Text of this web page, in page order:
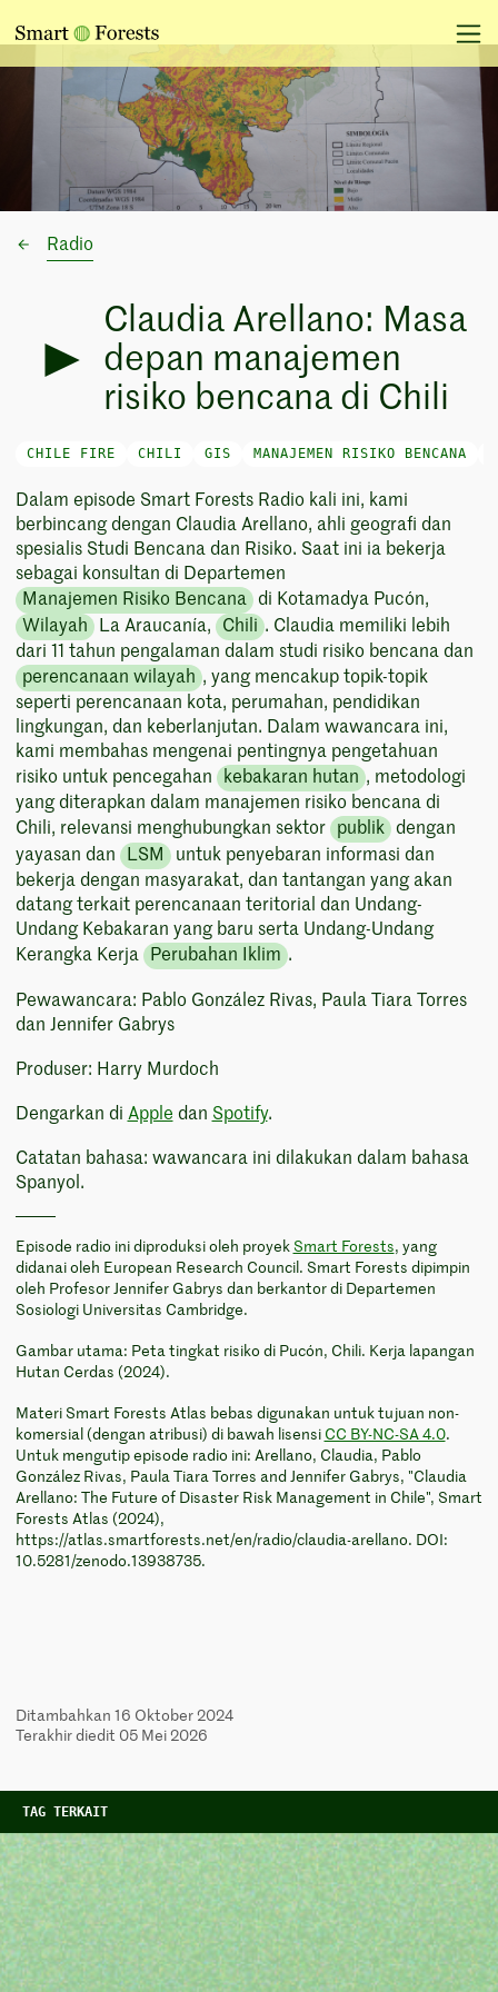
Radio
Claudia Arellano: Masa
depan manajemen
risiko bencana di Chili
CHILE FIRE CHILI GIS MANAJEMEN RISIKO BENCANA
Dalam episode Smart Forests Radio kali ini, kami
berbincang dengan Claudia Arellano, ahli geografi dan
spesialis Studi Bencana dan Risiko. Saat ini ia bekerja
sebagai konsultan di Departemen
Manajemen Risiko Bencana di Kotamadya Pucón,
Wilayah La Araucanía, Chili . Claudia memiliki lebih
dari 11 tahun pengalaman dalam studi risiko bencana dan
perencanaan wilayah , yang mencakup topik-topik
seperti perencanaan kota, perumahan, pendidikan
lingkungan, dan keberlanjutan. Dalam wawancara ini,
kami membahas mengenai pentingnya pengetahuan
risiko untuk pencegahan
kebakaran hutan , metodologi
yang diterapkan dalam manajemen risiko bencana di
Chili, relevansi menghubungkan sektor
publik dengan
yayasan dan
LSM untuk penyebaran informasi dan
bekerja dengan masyarakat, dan tantangan yang akan
datang terkait perencanaan teritorial dan Undang-
Undang Kebakaran yang baru serta Undang-Undang
Kerangka Kerja
Perubahan Iklim .
Pewawancara: Pablo González Rivas, Paula Tiara Torres
dan Jennifer Gabrys
Produser: Harry Murdoch
Dengarkan di Apple dan Spotify.
Catatan bahasa: wawancara ini dilakukan dalam bahasa
Spanyol.
Episode radio ini diproduksi oleh proyek Smart Forests, yang
didanai oleh European Research Council. Smart Forests dipimpin
oleh Profesor Jennifer Gabrys dan berkantor di Departemen
Sosiologi Universitas Cambridge.
Gambar utama: Peta tingkat risiko di Pucón, Chili. Kerja lapangan
Hutan Cerdas (2024).
Materi Smart Forests Atlas bebas digunakan untuk tujuan non-
komersial (dengan atribusi) di bawah lisensi CC BY-NC-SA 4.0.
Untuk mengutip episode radio ini: Arellano, Claudia, Pablo
González Rivas, Paula Tiara Torres and Jennifer Gabrys, "Claudia
Arellano: The Future of Disaster Risk Management in Chile", Smart
Forests Atlas (2024),
https://atlas.smartforests.net/en/radio/claudia-arellano. DOI:
10.5281/zenodo.13938735.
Ditambahkan 16 Oktober 2024
Terakhir diedit 05 Mei 2026
TAG TERKAIT